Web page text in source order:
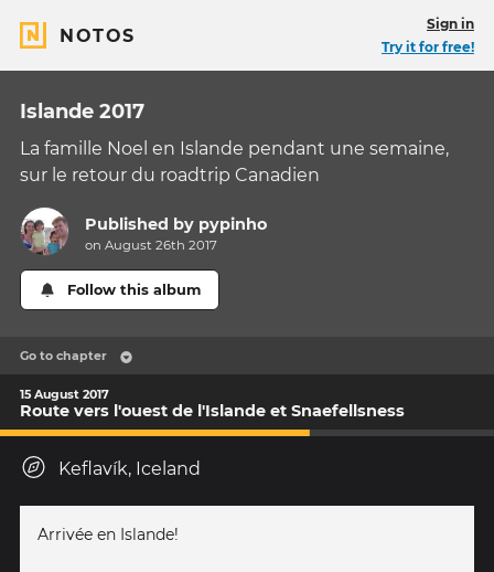
NOTOS
Sign in
Try it for free!
Islande 2017
La famille Noel en Islande pendant une semaine,
sur le retour du roadtrip Canadien
Published by pypinho
on August 26th 2017
Follow this album
Go to chapter
15 August 2017
Route vers l'ouest de l'Islande et Snaefellsness
Keflavík, Iceland
Arrivée en Islande!